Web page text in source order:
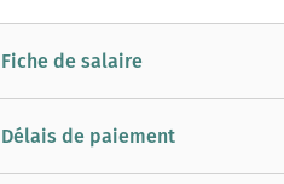
Fiche de salaire
Délais de paiement